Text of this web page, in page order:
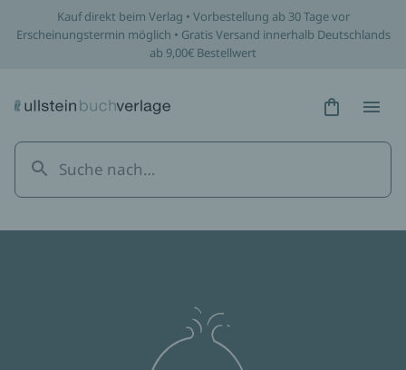
Kauf direkt beim Verlag • Vorbestellung ab 30 Tage vor
Erscheinungstermin möglich • Gratis Versand innerhalb Deutschlands
ab 9,00€ Bestellwert
Hidden